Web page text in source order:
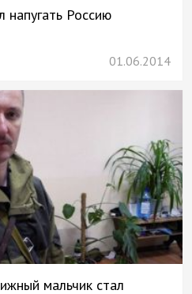
напугать Россию
01.06.2014
мальчик стал